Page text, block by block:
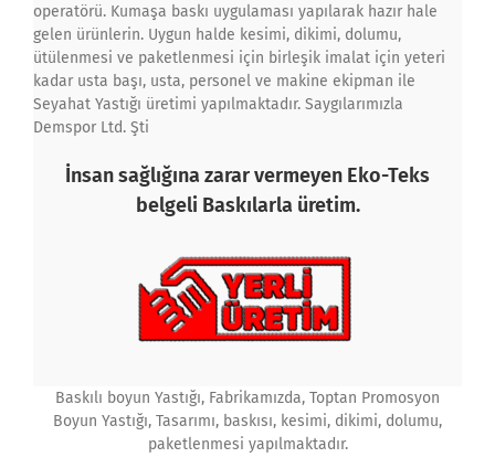
operatörü. Kumaşa baskı uygulaması yapılarak hazır hale
gelen ürünlerin. Uygun halde kesimi, dikimi, dolumu,
ütülenmesi ve paketlenmesi için birleşik imalat için yeteri
kadar usta başı, usta, personel ve makine ekipman ile
Seyahat Yastığı üretimi yapılmaktadır. Saygılarımızla
Demspor Ltd. Şti
İnsan sağlığına zarar vermeyen Eko-Teks
belgeli Baskılarla üretim.
Baskılı boyun Yastığı, Fabrikamızda, Toptan Promosyon
Boyun Yastığı, Tasarımı, baskısı, kesimi, dikimi, dolumu,
paketlenmesi yapılmaktadır.